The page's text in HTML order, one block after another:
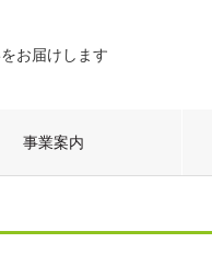
お届けします
事業案内